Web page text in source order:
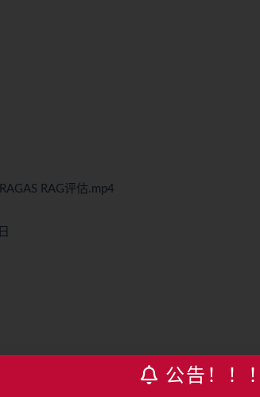
RAG评估.mp4
公告！！！